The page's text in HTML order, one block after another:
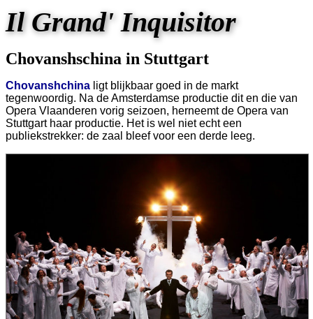
Il Grand' Inquisitor
Chovanshschina in Stuttgart
Chovanshchina ligt blijkbaar goed in de markt
tegenwoordig. Na de Amsterdamse productie dit en die van
Opera Vlaanderen vorig seizoen, herneemt de Opera van
Stuttgart haar productie. Het is wel niet echt een
publiekstrekker: de zaal bleef voor een derde leeg.